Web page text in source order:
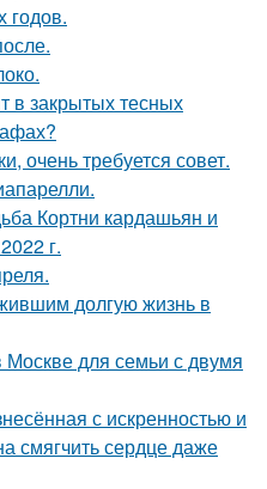
годов.
в закрытых тесных
очень требуется совет.
Кортни кардашьян и
г.
долгую жизнь в
Москве для семьи с двумя
с искренностью и
смягчить сердце даже